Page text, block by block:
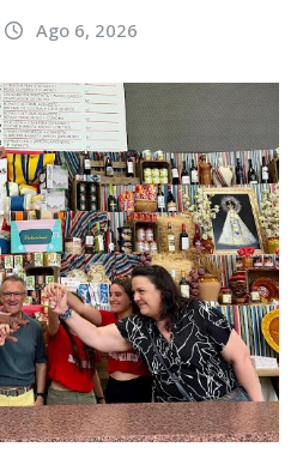
Ago 6, 2026